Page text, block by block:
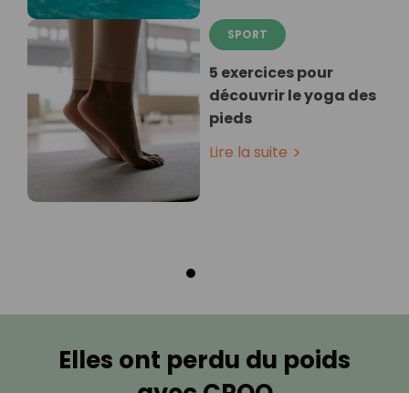
SPORT
5 exercices pour
découvrir le yoga des
pieds
Lire la suite
Elles ont perdu du poids